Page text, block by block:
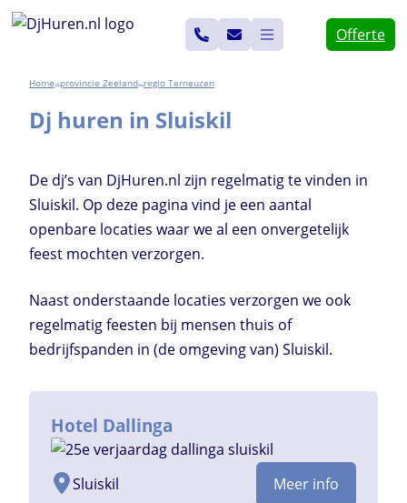
Ga
inhoud
Offerte
Home>> Zeeland>> Terneuzen
Dj huren in Sluiskil
De dj’s van DjHuren.nl zijn regelmatig te vinden in
Sluiskil. Op deze pagina vind je een aantal
openbare locaties waar we al een onvergetelijk
feest mochten verzorgen.
Naast onderstaande locaties verzorgen we ook
regelmatig feesten bij mensen thuis of
bedrijfspanden in (de omgeving van) Sluiskil.
Hotel Dallinga
Sluiskil Meer info